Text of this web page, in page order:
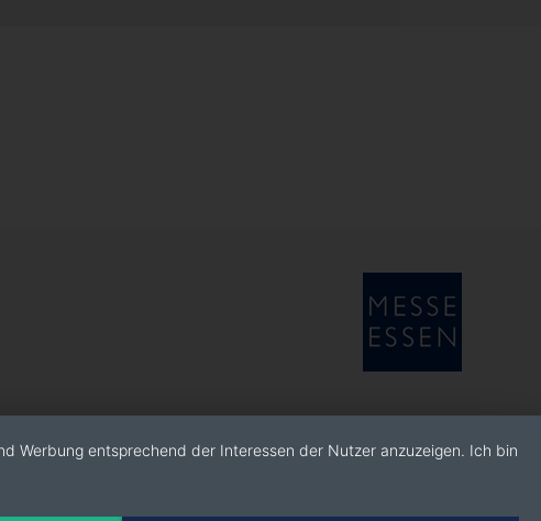
Werbung entsprechend der Interessen der Nutzer anzuzeigen. Ich bin